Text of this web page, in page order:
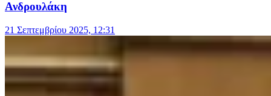
Ανδρουλάκη
21 Σεπτεμβρίου 2025, 12:31